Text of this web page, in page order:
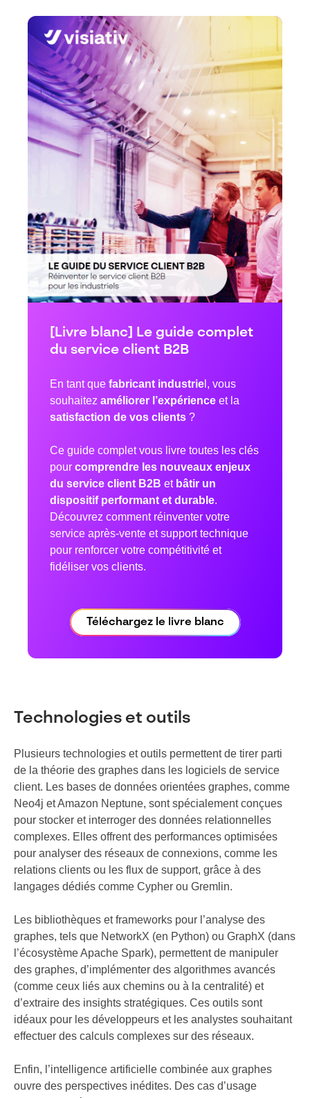
[Livre blanc] Le guide complet
du service client B2B
En tant que fabricant industrie l, vous
souhaitez améliorer l’expérience et la
satisfaction de vos clients ?
Ce guide complet vous livre toutes les clés
pour comprendre les nouveaux enjeux
du service client B2B et bâtir un
dispositif performant et durable.
Découvrez comment réinventer votre
service après-vente et support technique
pour renforcer votre compétitivité et
fidéliser vos clients.
Téléchargez le livre blanc
Technologies et outils
Plusieurs technologies et outils permettent de tirer parti
de la théorie des graphes dans les logiciels de service
client. Les bases de données orientées graphes, comme
Neo4j et Amazon Neptune, sont spécialement conçues
pour stocker et interroger des données relationnelles
complexes. Elles offrent des performances optimisées
pour analyser des réseaux de connexions, comme les
relations clients ou les flux de support, grâce à des
langages dédiés comme Cypher ou Gremlin.
Les bibliothèques et frameworks pour l’analyse des
graphes, tels que NetworkX (en Python) ou GraphX (dans
l’écosystème Apache Spark), permettent de manipuler
des graphes, d’implémenter des algorithmes avancés
(comme ceux liés aux chemins ou à la centralité) et
d’extraire des insights stratégiques. Ces outils sont
idéaux pour les développeurs et les analystes souhaitant
effectuer des calculs complexes sur des réseaux.
Enfin, l’intelligence artificielle combinée aux graphes
ouvre des perspectives inédites. Des cas d’usage